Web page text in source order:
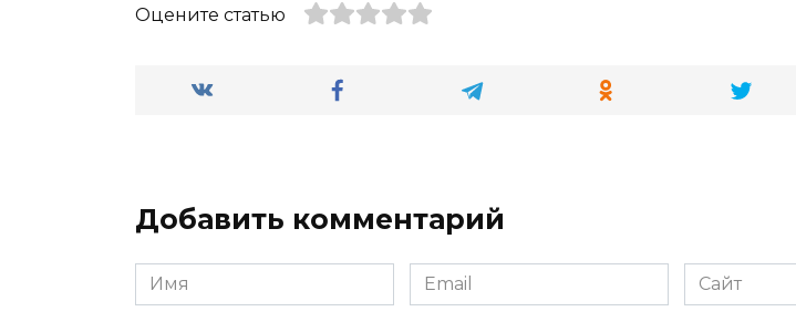
Оцените статью
Добавить комментарий
Имя
*
Email
*
Сайт